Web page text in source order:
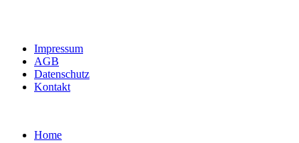
Impressum
AGB
Datenschutz
Kontakt
Home